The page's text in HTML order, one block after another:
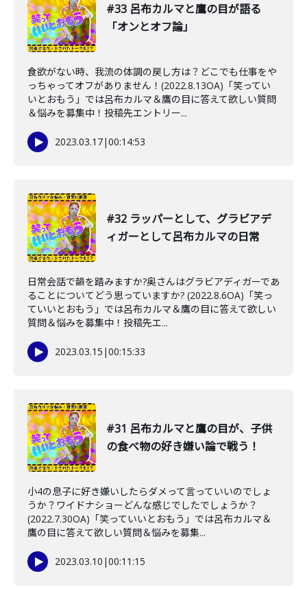
#33 呂布カルマと鷹の目が語る
「オンとオフ論」
食欲がない時、我流の体調の戻し方は？どこでも仕事をや
っちゃってオフがありません！(2022.8.13OA)「笑ってい
いとおもう」では呂布カルマ＆鷹の目に答えて欲しい質問
＆悩みを募集中！投稿先エントリー...
2023.03.17|00:14:53
#32 ラッパーとして、グラビアデ
ィガーとして呂布カルマの日常
日常会話で韻を踏みますか?奥さんはグラビアディガーであ
ることについてどう思っていますか? (2022.8.6OA)「笑っ
ていいとおもう」では呂布カルマ＆鷹の目に答えて欲しい
質問＆悩みを募集中！投稿先エ...
2023.03.15 |00:15:33
#31 呂布カルマと鷹の目が、子供
の食べ物の好き嫌い論で戦う！
小4の息子に好き嫌いしたらダメって言っていいのでしょ
うか？ワイドナショーどんな感じでしたでしょうか？
(2022.7.30OA)「笑っていいとおもう」では呂布カルマ＆
鷹の目に答えて欲しい質問＆悩みを募集...
2023.03.10 |00:11:15